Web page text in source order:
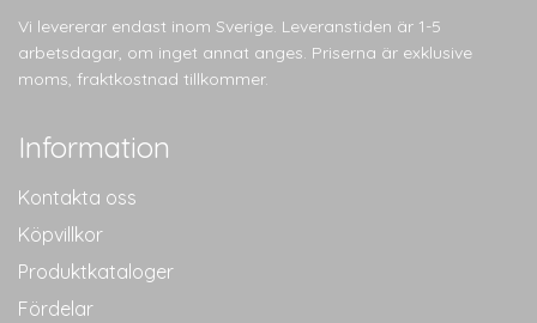
Vi levererar endast inom Sverige. Leveranstiden är 1-5
arbetsdagar, om inget annat anges. Priserna är exklusive
moms, fraktkostnad tillkommer.
Information
Kontakta oss
Köpvillkor
Produktkataloger
Fördelar